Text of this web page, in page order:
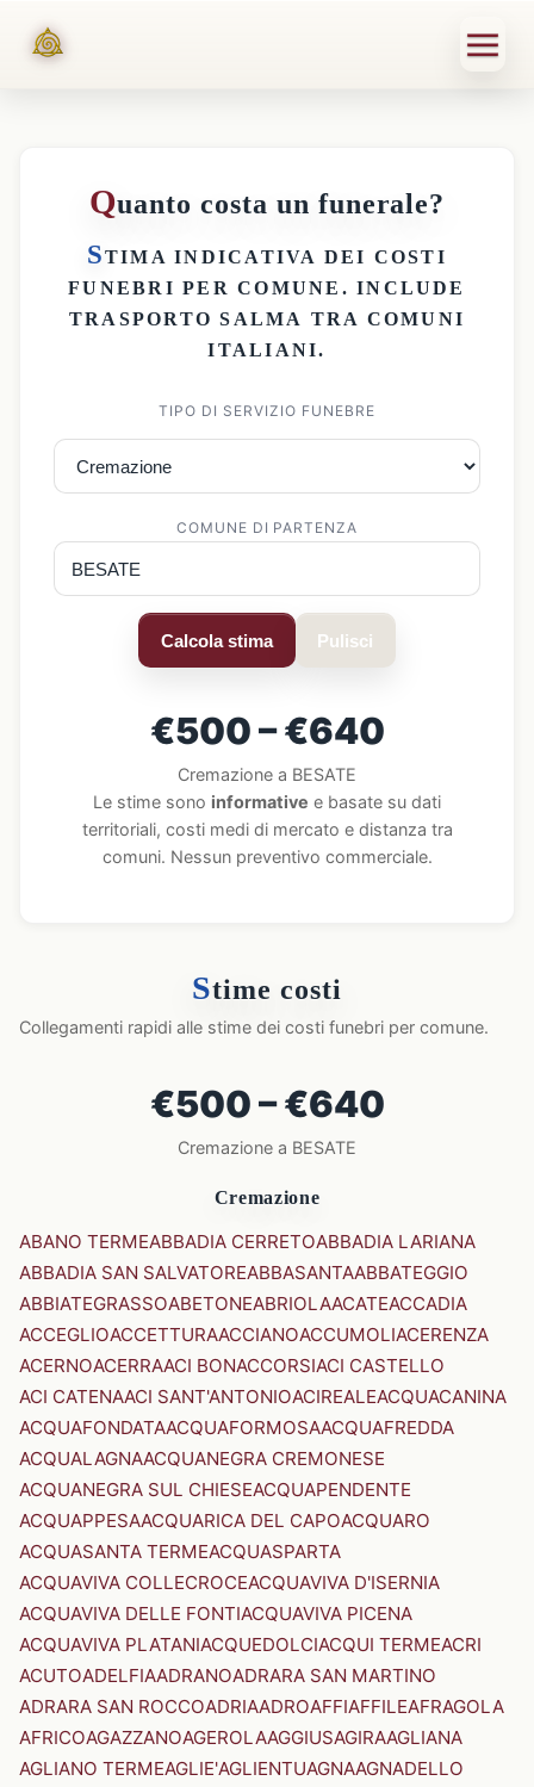
Quanto costa un funerale?
STIMA INDICATIVA DEI COSTI
FUNEBRI PER COMUNE . INCLUDE
TRASPORTO SALMA TRA COMUNI
ITALIANI.
TIPO DI SERVIZIO FUNEBRE
COMUNE DI PARTENZA
Calcola stima Pulisci
€500 – €640
Cremazione a BESATE
Le stime sono informative e basate su dati
territoriali, costi medi di mercato e distanza tra
comuni. Nessun preventivo commerciale.
Stime costi
Collegamenti rapidi alle stime dei costi funebri per comune.
€500 – €640
Cremazione a BESATE
Cremazione
ABANO TERMEABBADIA CERRETOABBADIA LARIANA
ABBADIA SAN SALVATOREABBASANTAABBATEGGIO
ABBIATEGRASSOABETONEABRIOLAACATEACCADIA
ACCEGLIOACCETTURAACCIANOACCUMOLIACERENZA
ACERNOACERRAACI BONACCORSIACI CASTELLO
ACI CATENAACI SANT'ANTONIOACIREALEACQUACANINA
ACQUAFONDATAACQUAFORMOSAACQUAFREDDA
ACQUALAGNAACQUANEGRA CREMONESE
ACQUANEGRA SUL CHIESEACQUAPENDENTE
ACQUAPPESAACQUARICA DEL CAPOACQUARO
ACQUASANTA TERMEACQUASPARTA
ACQUAVIVA COLLECROCEACQUAVIVA D'ISERNIA
ACQUAVIVA DELLE FONTIACQUAVIVA PICENA
ACQUAVIVA PLATANIACQUEDOLCIACQUI TERMEACRI
ACUTOADELFIAADRANOADRARA SAN MARTINO
ADRARA SAN ROCCOADRIAADROAFFIAFFILEAFRAGOLA
AFRICOAGAZZANOAGEROLAAGGIUSAGIRAAGLIANA
AGLIANO TERMEAGLIE'AGLIENTUAGNAAGNADELLO